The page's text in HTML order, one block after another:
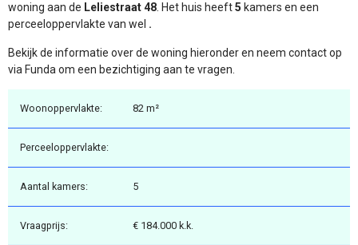
woning aan de Leliestraat 48. Het huis heeft5 kamers en een
perceeloppervlakte van wel .
Bekijk de informatie over de woning hieronder en neem contact op
via Funda om een bezichtiging aan te vragen.
Woonoppervlakte: 82 m²
Perceeloppervlakte:
Aantal kamers: 5
Vraagprijs: € 184.000 k.k.